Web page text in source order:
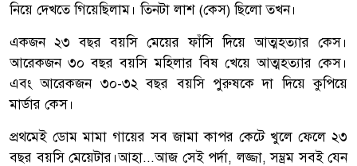
নিয়ে দেখতে গিয়েছিলাম। তিনটা লাশ (কেস) ছিলো তখন।
একজন ২৩ বছর বয়সি মেয়ের ফাঁসি দিয়ে আত্মহত্যার কেস।
আরেকজন ৩০ বছর বয়সি মহিলার বিষ খেয়ে আত্মহত্যার কেস।
এবং আরেকজন ৩০-৩২ বছর বয়সি পুরুষকে দা দিয়ে কুপিয়ে
মার্ডার কেস।
প্রথমেই ডোম মামা গায়ের সব জামা কাপর কেটে খুলে ফেলে ২৩
বছর বয়সি মেয়েটার।আহা...আজ সেই পর্দা, লজ্জা, সম্ভ্রম সবই যেন